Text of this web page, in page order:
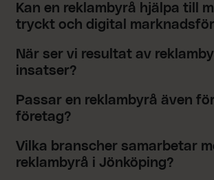
Kan en reklambyrå hjälpa till
tryckt och digital
När ser vi resultat av
insatser?
Passar en reklambyrå även
företag?
Vilka branscher samarbetar
reklambyrå i Jönköping?